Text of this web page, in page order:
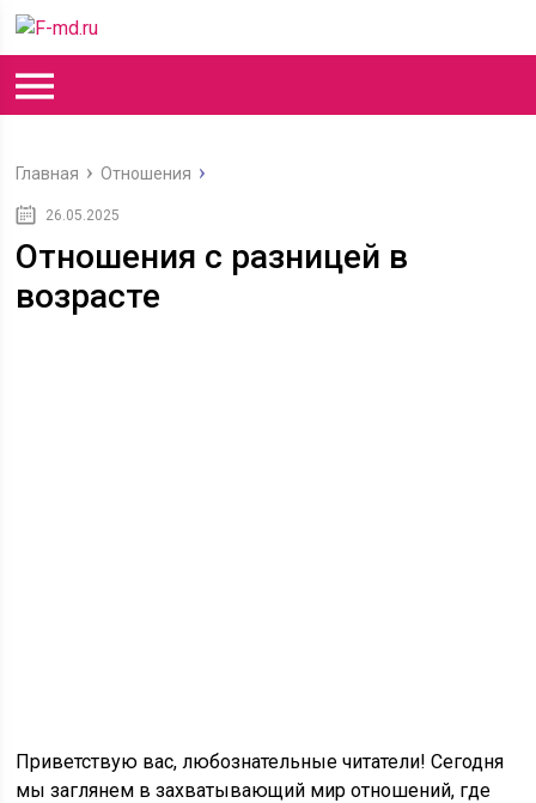
Главная Отношения
26.05.2025
Отношения с разницей в
возрасте
Приветствую вас, любознательные читатели! Сегодня
мы заглянем в захватывающий мир отношений, где